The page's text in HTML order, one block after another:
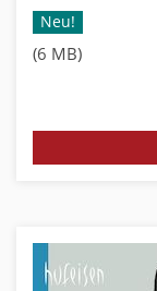
Neu!
(6 MB)